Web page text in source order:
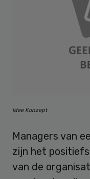
Idee Konzept
Managers van
zijn het
van de